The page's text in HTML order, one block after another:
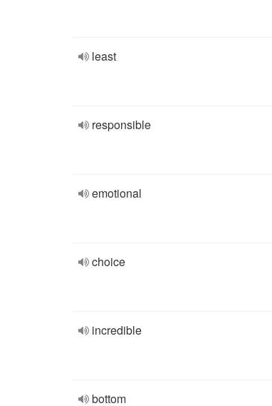
least
responsible
emotional
choice
incredible
bottom